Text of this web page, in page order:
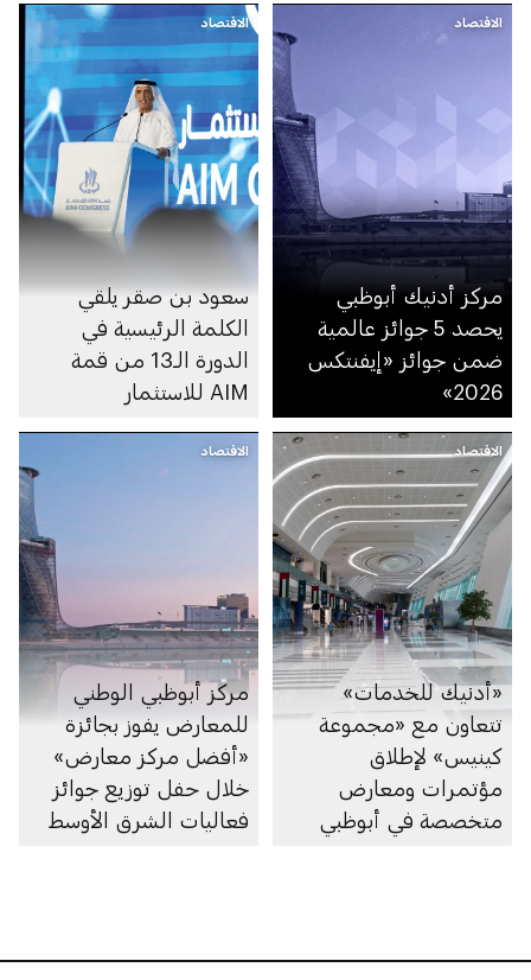
الاقتصاد
مركز أدنيك أبوظبي
يحصد 5 جوائز عالمية
ضمن جوائز «إيفنتكس
2026»
الاقتصاد
سعود بن صقر يلقي
الكلمة الرئيسية في
الدورة الـ13 من قمة
AIM للاستثمار
الاقتصاد
«أدنيك للخدمات»
تتعاون مع «مجموعة
كينيس» لإطلاق
مؤتمرات ومعارض
متخصصة في أبوظبي
الاقتصاد
مركز أبوظبي الوطني
للمعارض يفوز بجائزة
«أفضل مركز معارض»
خلال حفل توزيع جوائز
فعاليات الشرق الأوسط